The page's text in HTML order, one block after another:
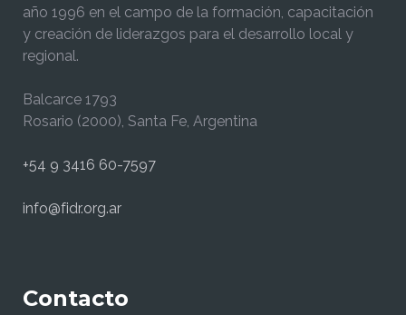
año 1996 en el campo de la formación, capacitación
y creación de liderazgos para el desarrollo local y
regional.
Balcarce 1793
Rosario (2000), Santa Fe, Argentina
+54 9 3416 60-7597
info@fidr.org.ar
Contacto